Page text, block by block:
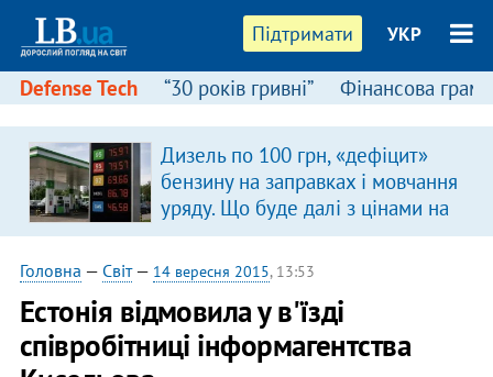
Підтримати УКР
Defense Tech “30 років гривні” Фінансова
Дизель по 100 грн, «дефіцит»
бензину на заправках і мовчання
уряду. Що буде далі з цінами на
пальне?
Головна — Світ— 14 вересня 2015, 13:53
Естонія відмовила у в'їзді
співробітниці інформагентства